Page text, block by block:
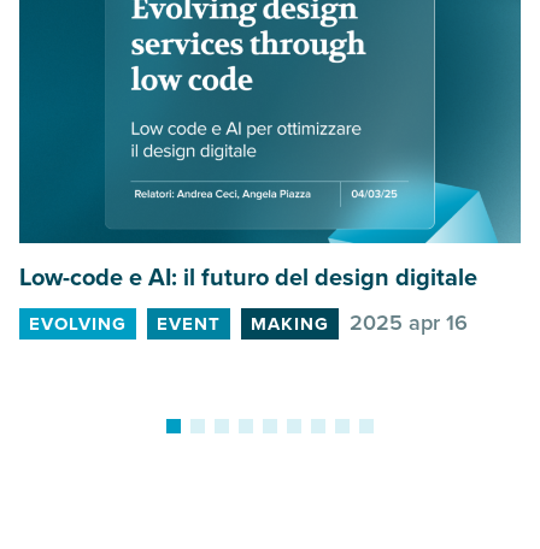
Low-code e AI: il futuro del design digitale
EVOLVING EVENT MAKING 2025 apr 16